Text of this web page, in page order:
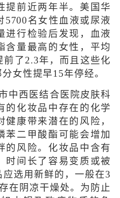
提前近两年半。美国华
5700名女性血液或尿液
进行检验后发现，血液
含量最高的女性，平均
前了2.3年，而且这些化
女性提早15年停经。
中西医结合医院皮肤科
的化妆品中存在的化学
康带来潜在的风险，
苯二甲酸酯可能会增加
的风险。化妆品中含有
时间长了容易变质或被
选用新鲜的，一般在3
在阴凉干燥处。为防止